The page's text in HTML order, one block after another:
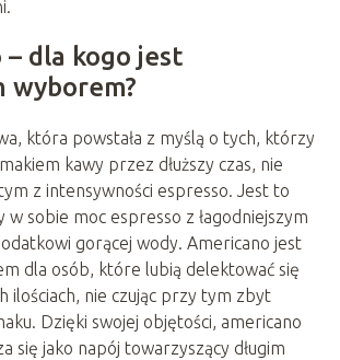
dla kogo jest
wyborem?
która powstała z myślą o tych, którzy
kawy przez dłuższy czas, nie
z intensywności espresso. Jest to
w sobie moc espresso z łagodniejszym
gorącej wody. Americano jest
dla osób, które lubią delektować się
ilościach, nie czując przy tym zbyt
Dzięki swojej objętości, americano
się jako napój towarzyszący długim